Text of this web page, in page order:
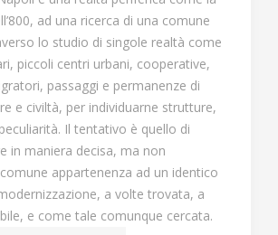
ad una ricerca di una comune
lo studio di singole realtà come
piccoli centri urbani, cooperative,
passaggi e permanenze di
e civiltà, per individuarne strutture,
Il tentativo è quello di
in maniera decisa, ma non
appartenenza ad un identico
a volte trovata, a
e come tale comunque cercata.